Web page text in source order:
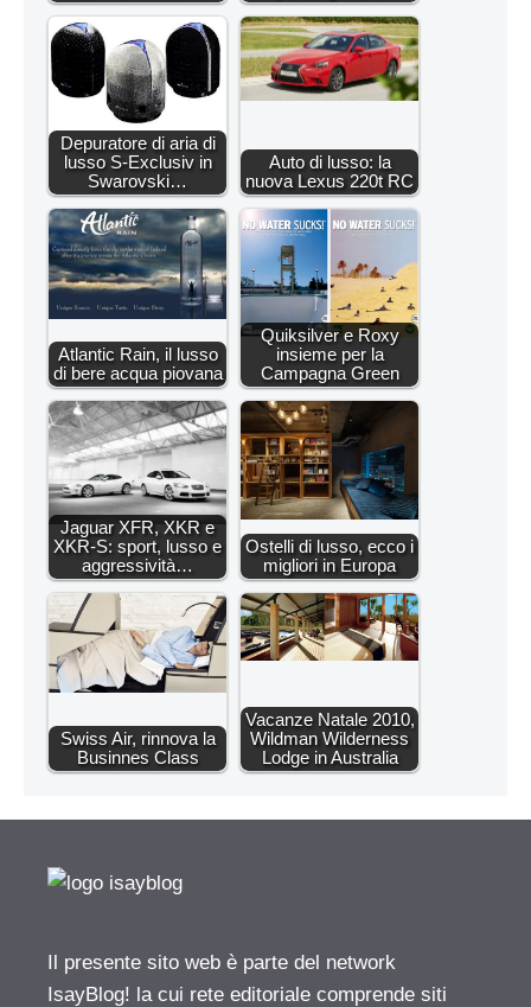
Depuratore di aria di
lusso S-Exclusiv in
Swarovski…
Auto di lusso: la
nuova Lexus 220t RC
Atlantic Rain, il lusso
di bere acqua piovana
Quiksilver e Roxy
insieme per la
Campagna Green
Jaguar XFR, XKR e
XKR-S: sport, lusso e
aggressività…
Ostelli di lusso, ecco i
migliori in Europa
Swiss Air, rinnova la
Businnes Class
Vacanze Natale 2010,
Wildman Wilderness
Lodge in Australia
Il presente sito web è parte del network
IsayBlog! la cui rete editoriale comprende siti